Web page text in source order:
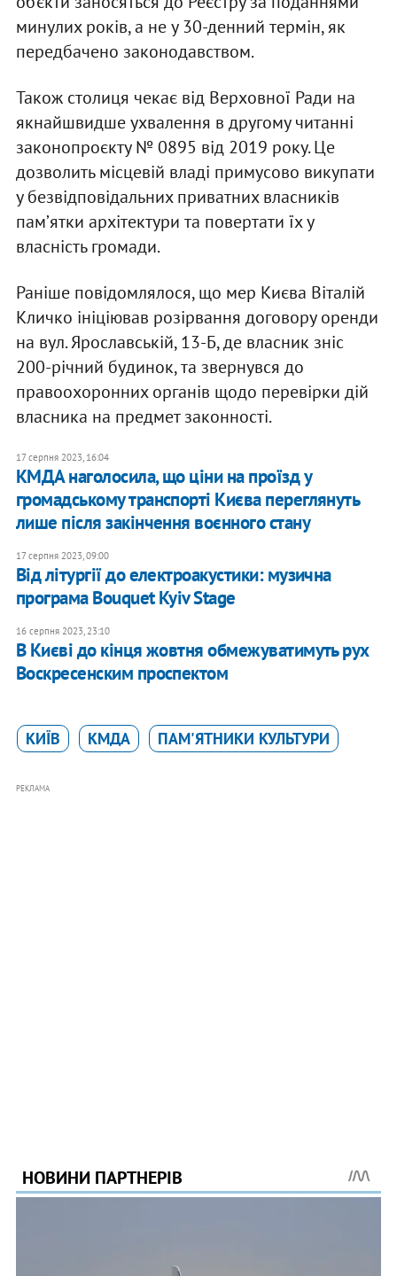
минулих років, а не у 30-денний термін, як
передбачено законодавством.
Також столиця чекає від Верховної Ради на
якнайшвидше ухвалення в другому читанні
законопроєкту № 0895 від 2019 року. Це
дозволить місцевій владі примусово викупати
у безвідповідальних приватних власників
памʼятки архітектури та повертати їх у
власність громади.
Раніше повідомлялося, що мер Києва Віталій
Кличко ініціював розірвання договору оренди
на вул. Ярославській, 13-Б, де власник зніс
200-річний будинок, та звернувся до
правоохоронних органів щодо перевірки дій
власника на предмет законності.
17 серпня 2023, 16:04
КМДА наголосила, що ціни на проїзд у
громадському транспорті Києва переглянуть
лише після закінчення воєнного стану
17 серпня 2023, 09:00
Від літургії до електроакустики: музична
програма Bouquet Kyiv Stage
16 серпня 2023, 23:10
В Києві до кінця жовтня обмежуватимуть рух
Воскресенским проспектом
КИЇВ КМДА ПАМ'ЯТНИКИ КУЛЬТУРИ
РЕКЛАМА